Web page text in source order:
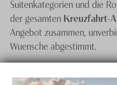
Suitenkategorien und die
der gesamten Kreuzfahrt-
Angebot zusammen,
Wuensche abgestimmt.